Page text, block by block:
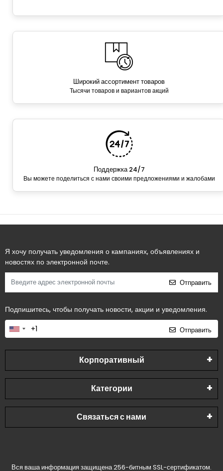
Широкий ассортимент товаров
Тысячи товаров и вариантов акций
Поддержка 24/7
Вы можете поделиться с нами своими предложениями и жалобами
Я хочу получать уведомления о кампаниях, объявлениях и
новостях по электронной почте.
Отправить
Подпишитесь, чтобы получать новости, акции и уведомления.
Отправить
Корпоративный
Категории
Связаться с нами
Вся ваша информация защищена 256-битным SSL-сертификатом.